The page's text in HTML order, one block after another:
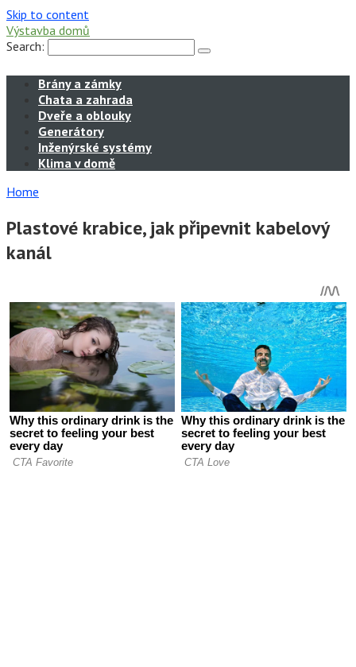
Skip to content
Výstavba domů
Search:
Brány a zámky
Chata a zahrada
Dveře a oblouky
Generátory
Inženýrské systémy
Klima v domě
Home
Plastové krabice, jak připevnit kabelový
kanál